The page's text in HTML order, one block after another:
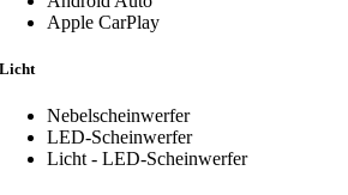
Apple CarPlay
Licht
Nebelscheinwerfer
LED-Scheinwerfer
Licht - LED-Scheinwerfer